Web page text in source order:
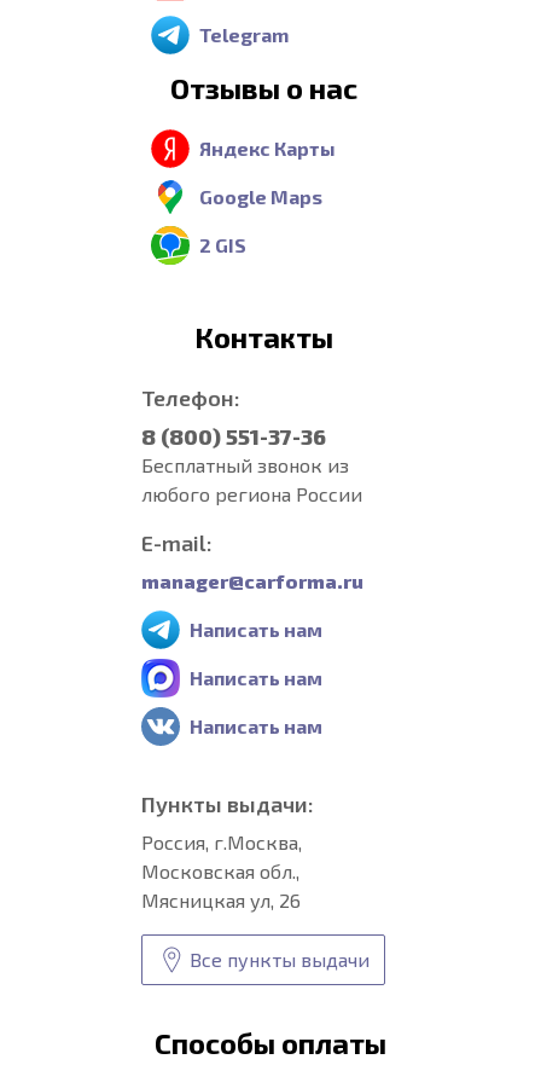
Telegram
Отзывы о нас
Яндекс Карты
Google Maps
2 GIS
Контакты
Телефон:
8 (800) 551-37-36
Бесплатный звонок из
любого региона России
E-mail:
manager@carforma.ru
Написать нам
Написать нам
Написать нам
Пункты выдачи:
Россия, г.Москва,
Московская обл.,
Мясницкая ул, 26
Все пункты выдачи
Способы оплаты